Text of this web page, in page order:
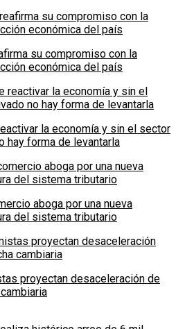
su compromiso con la
económica del país
la economía y sin el sector
hay forma de levantarla
aboga por una nueva
del sistema tributario
proyectan desaceleración de